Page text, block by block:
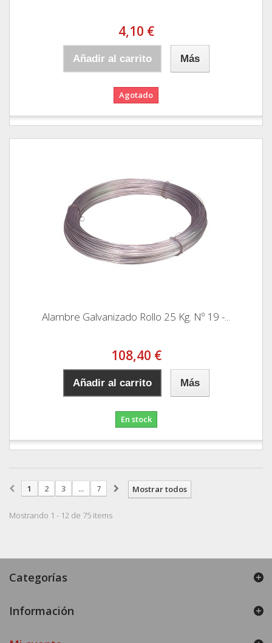
4,10 €
Añadir al carrito Más
Agotado
Alambre Galvanizado Rollo 25 Kg. Nº 19 -...
108,40 €
Añadir al carrito Más
En stock
Mostrar todos
1 2 3 ... 7
Mostrando 1 - 12 de 75 items
Categorías
Información